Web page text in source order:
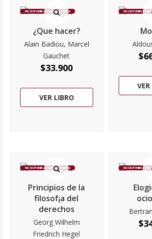
NO DISPONIBLE TEMPORALMENTE
¿Que hacer?
Alain Badiou, Marcel
Gauchet
$33.900
VER LIBRO
NO DISPONIBLE
$
NO DISPONIBLE TEMPORALMENTE
Principios de la
filosof¡a del
derechos
Georg Wilhelm
Friedrich Hegel
NO DISPONIBLE
$